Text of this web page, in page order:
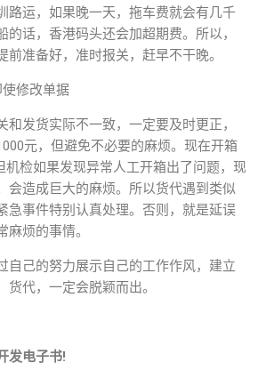
路运，如果晚一天，拖车费就会有几千
的话，香港码头还会加超期费。所以，
前准备好，准时报关，赶早不干晚。
修改单据
和发货实际不一致，一定要及时更正，
元，但避免不必要的麻烦。现在开箱
机检如果发现异常人工开箱出了问题，现
会造成巨大的麻烦。所以货代遇到类似
急事件特别认真处理。否则，就是延误
麻烦的事情。
自己的努力展示自己的工作作风，建立
货代，一定会脱颖而出。
发电子书!